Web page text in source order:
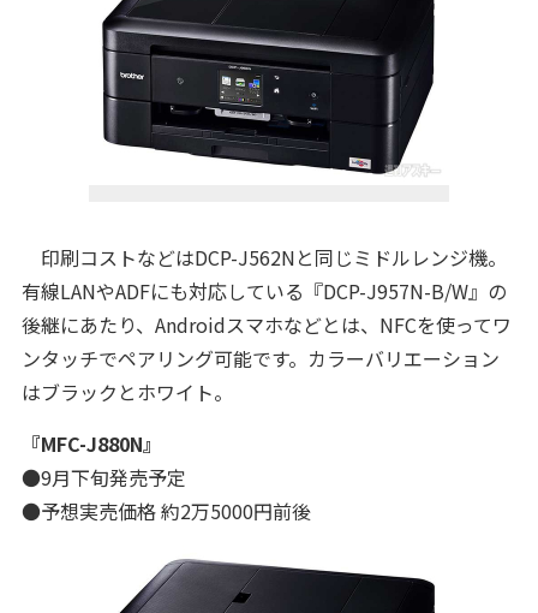
印刷コストなどはDCP-J562Nと同じミドルレンジ機。
有線LANやADFにも対応している『DCP-J957N-B/W』の
後継にあたり、Androidスマホなどとは、NFCを使ってワ
ンタッチでペアリング可能です。カラーバリエーション
はブラックとホワイト。
『MFC-J880N』
●9月下旬発売予定
●予想実売価格 約2万5000円前後